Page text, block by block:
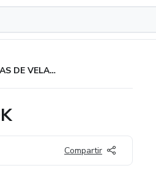
50 RECETAS DE VELAS ARTESANALES-EBOOK
Compartir